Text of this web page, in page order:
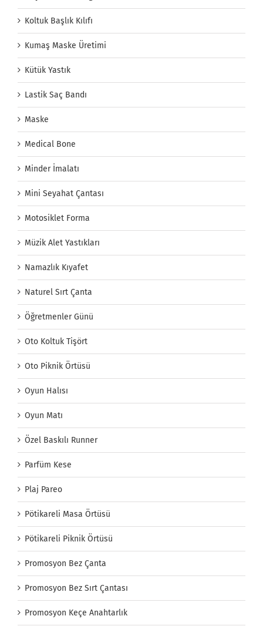
Koltuk Başlık Kılıfı
Kumaş Maske Üretimi
Kütük Yastık
Lastik Saç Bandı
Maske
Medical Bone
Minder İmalatı
Mini Seyahat Çantası
Motosiklet Forma
Müzik Alet Yastıkları
Namazlık Kıyafet
Naturel Sırt Çanta
Öğretmenler Günü
Oto Koltuk Tişört
Oto Piknik Örtüsü
Oyun Halısı
Oyun Matı
Özel Baskılı Runner
Parfüm Kese
Plaj Pareo
Pötikareli Masa Örtüsü
Pötikareli Piknik Örtüsü
Promosyon Bez Çanta
Promosyon Bez Sırt Çantası
Promosyon Keçe Anahtarlık